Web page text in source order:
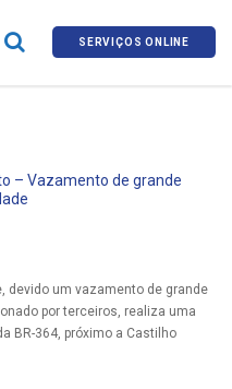
SERVIÇOS ONLINE
– Vazamento de grande
devido um vazamento de grande
por terceiros, realiza uma
BR-364, próximo a Castilho